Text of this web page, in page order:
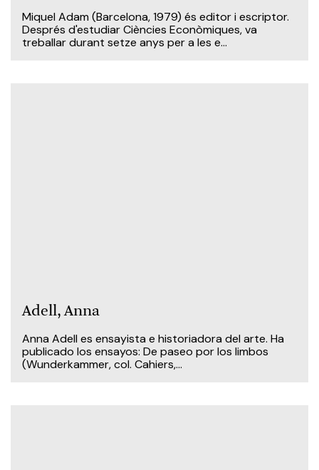
Miquel Adam (Barcelona, 1979) és editor i escriptor.
Després d'estudiar Ciències Econòmiques, va
treballar durant setze anys per a les e...
Adell, Anna
Anna Adell es ensayista e historiadora del arte. Ha
publicado los ensayos: De paseo por los limbos
(Wunderkammer, col. Cahiers,...